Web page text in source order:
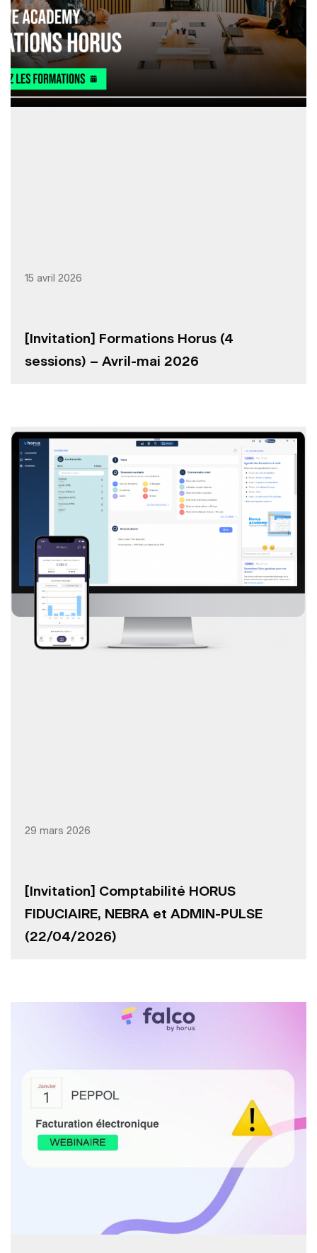
[Invitation] Formations Horus (4
sessions) – Avril-mai 2026
15 avril 2026
[Invitation] Comptabilité HORUS
FIDUCIAIRE, NEBRA et ADMIN-PULSE
(22/04/2026)
29 mars 2026